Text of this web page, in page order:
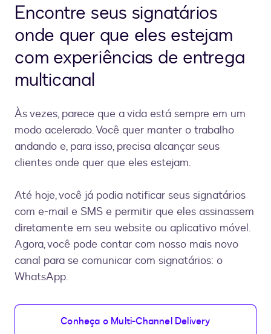
Encontre seus signatários
onde quer que eles estejam
com experiências de entrega
multicanal
Às vezes, parece que a vida está sempre em um
modo acelerado. Você quer manter o trabalho
andando e, para isso, precisa alcançar seus
clientes onde quer que eles estejam.
Até hoje, você já podia notificar seus signatários
com e-mail e SMS e permitir que eles assinassem
diretamente em seu website ou aplicativo móvel.
Agora, você pode contar com nosso mais novo
canal para se comunicar com signatários: o
WhatsApp.
Conheça o Multi-Channel Delivery